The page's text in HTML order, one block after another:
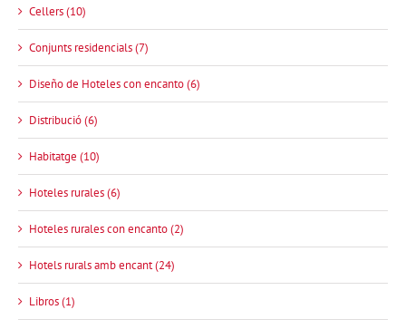
Cellers (10)
Conjunts residencials (7)
Diseño de Hoteles con encanto (6)
Distribució (6)
Habitatge (10)
Hoteles rurales (6)
Hoteles rurales con encanto (2)
Hotels rurals amb encant (24)
Libros (1)